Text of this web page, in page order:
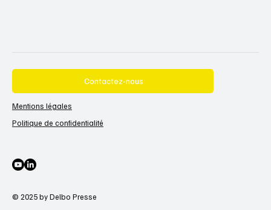
© 2025 by Delbo Presse
Contactez-nous
Mentions légales
Politique de confidentialité